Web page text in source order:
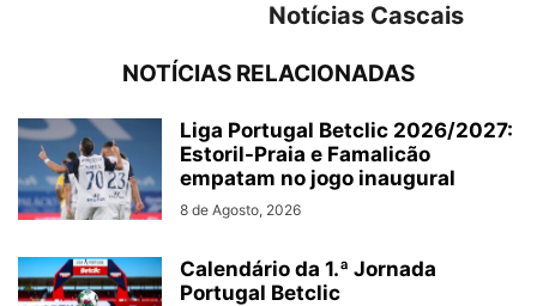
Notícias Cascais
NOTÍCIAS RELACIONADAS
Liga Portugal Betclic 2026/2027:
Estoril-Praia e Famalicão
empatam no jogo inaugural
8 de Agosto, 2026
Calendário da 1.ª Jornada
Portugal Betclic